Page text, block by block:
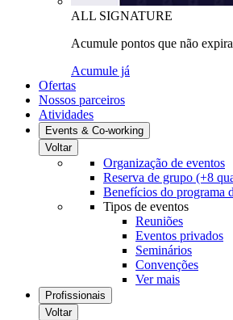
ALL SIGNATURE
Acumule pontos que não
Acumule já
Ofertas
Nossos parceiros
Atividades
Events & Co-working
Voltar
Organização de eventos
Reserva de grupo (+8
Benefícios do programa
Tipos de eventos
Reuniões
Eventos privados
Seminários
Convenções
Ver mais
Profissionais
Voltar